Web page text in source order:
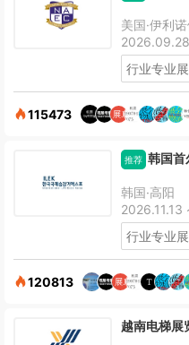
美国·伊利
行业专业展
115473
推荐 韩国首
韩国·高阳
2026.11.13
行业专业展
120813
越南电梯